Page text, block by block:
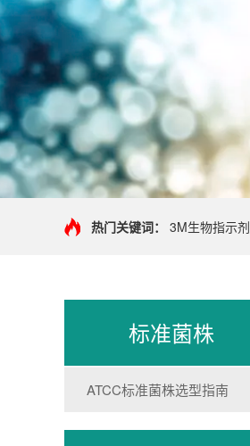
热门关键词： 3M生物指示剂
标准菌株
ATCC标准菌株选型指南